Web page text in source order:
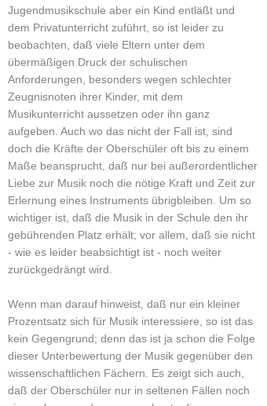
Jugendmusikschule aber ein Kind entläßt und
dem Privatunterricht zuführt, so ist leider zu
beobachten, daß viele Eltern unter dem
übermäßigen Druck der schulischen
Anforderungen, besonders wegen schlechter
Zeugnisnoten ihrer Kinder, mit dem
Musikunterricht aussetzen oder ihn ganz
aufgeben. Auch wo das nicht der Fall ist, sind
doch die Kräfte der Oberschüler oft bis zu einem
Maße beansprucht, daß nur bei außerordentlicher
Liebe zur Musik noch die nötige Kraft und Zeit zur
Erlernung eines Instruments übrigbleiben. Um so
wichtiger ist, daß die Musik in der Schule den ihr
gebührenden Platz erhält; vor allem, daß sie nicht
- wie es leider beabsichtigt ist - noch weiter
zurückgedrängt wird.
Wenn man darauf hinweist, daß nur ein kleiner
Prozentsatz sich für Musik interessiere, so ist das
kein Gegengrund; denn das ist ja schon die Folge
dieser Unterbewertung der Musik gegenüber den
wissenschaftlichen Fächern. Es zeigt sich auch,
daß der Oberschüler nur in seltenen Fällen noch